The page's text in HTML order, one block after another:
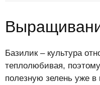
Базилик – культура
теплолюбивая,
полезную зелень уже в